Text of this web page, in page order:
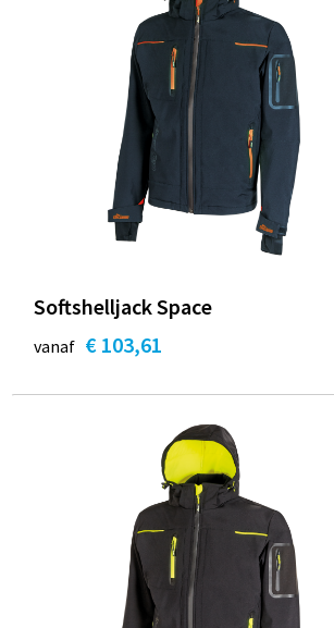
Softshelljack Space
vanaf € 103,61